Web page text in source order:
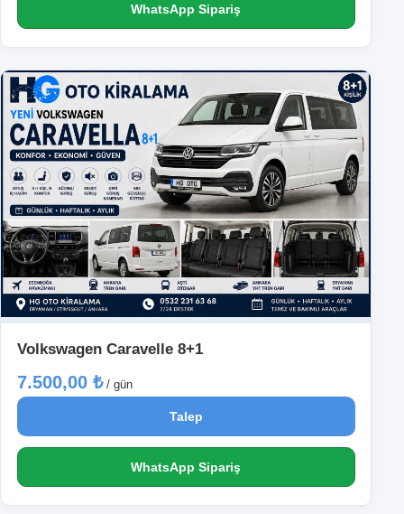
WhatsApp Sipariş
Volkswagen Caravelle 8+1
7.500,00 ₺ / gün
Talep
WhatsApp Sipariş